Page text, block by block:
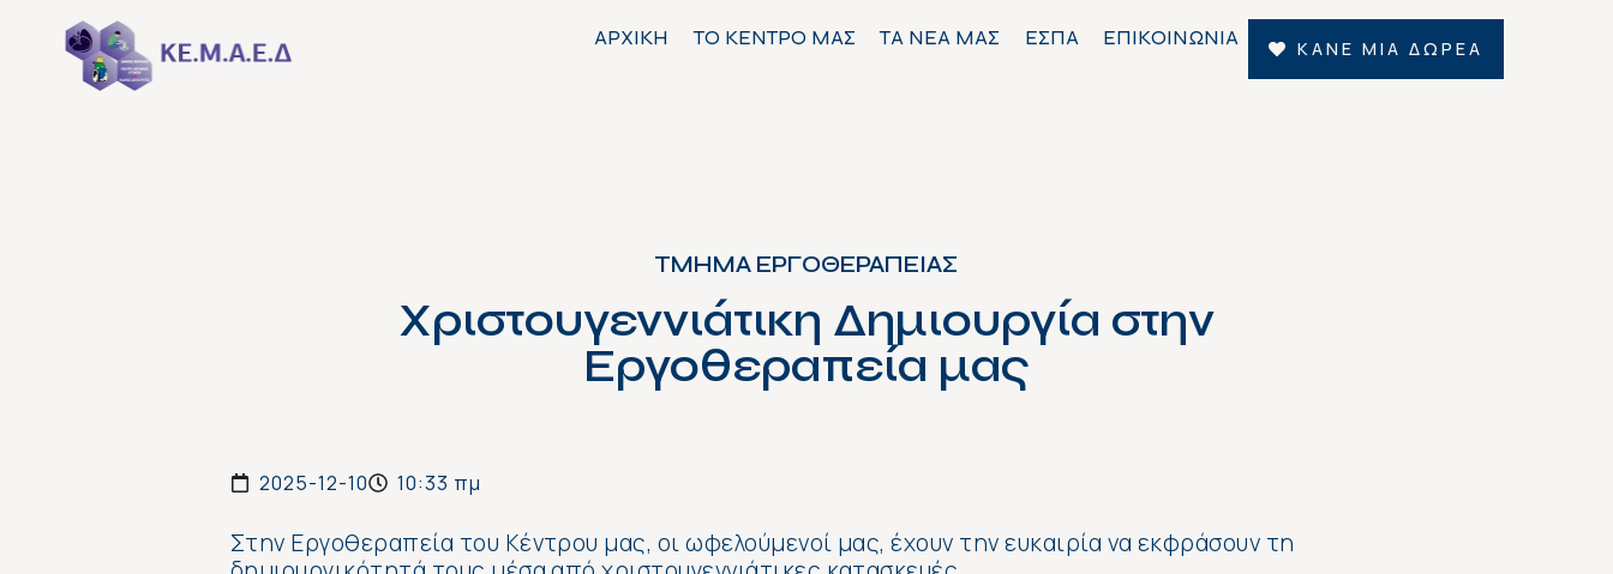
ΑΡΧΙΚΗ ΤΟ ΚΕΝΤΡΟ ΜΑΣ ΤΑ ΝΕΑ ΜΑΣ ΕΣΠΑ ΕΠΙΚΟΙΝΩΝΙΑ ΚΑΝΕ ΜΙΑ ΔΩΡΕΑ
ΤΜΗΜΑ ΕΡΓΟΘΕΡΑΠΕΙΑΣ
Χριστουγεννιάτικη Δημιουργία στην
Εργοθεραπεία μας
2025-12-10 10:33 πμ
Στην Εργοθεραπεία του Κέντρου μας, οι ωφελούμενοί μας, έχουν την ευκαιρία να εκφράσουν τη